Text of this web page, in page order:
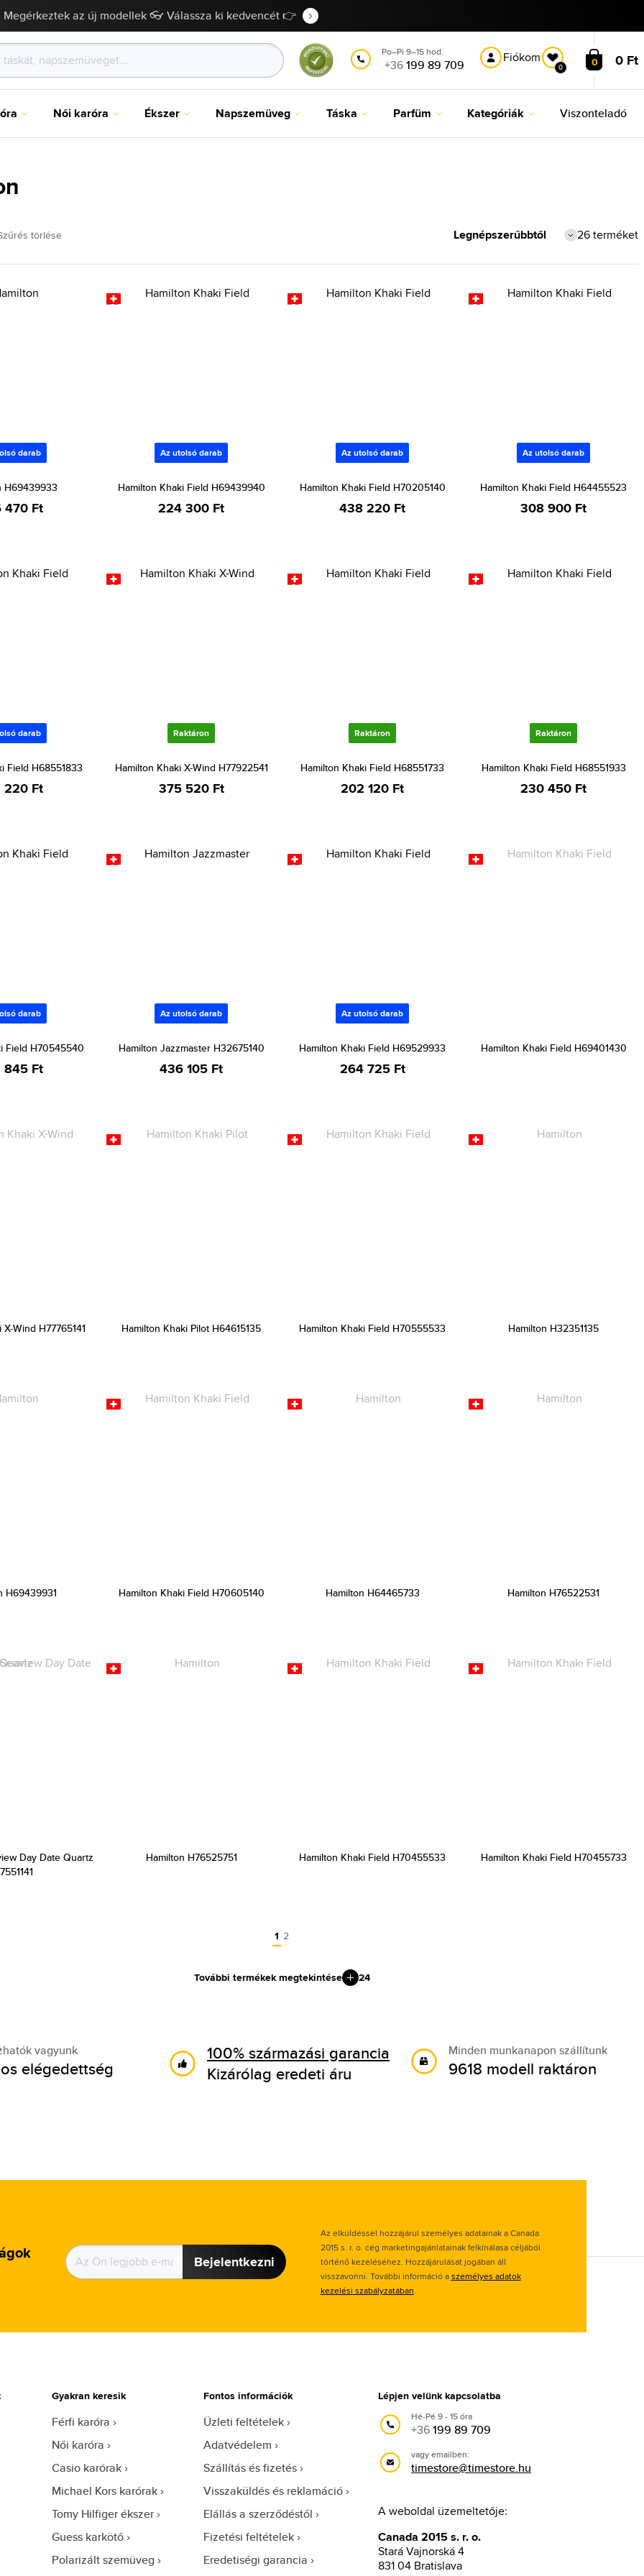
Megérkeztek az új modellek 👓 Válassza ki kedvencét 👉
Po–Pi 9–15 hod.
+36199 89 709 Fiókom
0 0 0 Ft
Női karóra Ékszer Napszemüveg Táska Parfüm Kategóriák Viszonteladó
törlése 26 terméket
darab
H69439933
470 Ft
Az utolsó darab
Hamilton Khaki Field H69439940
224 300 Ft
Az utolsó darab
Hamilton Khaki Field H70205140
438 220 Ft
Az utolsó darab
Hamilton Khaki Field H64455523
308 900 Ft
darab
Field H68551833
220 Ft
Raktáron
Hamilton Khaki X-Wind H77922541
375 520 Ft
Raktáron
Hamilton Khaki Field H68551733
202 120 Ft
Raktáron
Hamilton Khaki Field H68551933
230 450 Ft
darab
Field H70545540
845 Ft
Az utolsó darab
Hamilton Jazzmaster H32675140
436 105 Ft
Az utolsó darab
Hamilton Khaki Field H69529933
264 725 Ft
Hamilton Khaki Field H69401430
Wind H77765141 Hamilton Khaki Pilot H64615135 Hamilton Khaki Field H70555533 Hamilton H32351135
H69439931 Hamilton Khaki Field H70605140 Hamilton H64465733 Hamilton H76522531
Day Date Quartz
Hamilton H76525751 Hamilton Khaki Field H70455533 Hamilton Khaki Field H70455733
1 2
További termékek megtekintése 24
vagyunk
elégedettség
100% származási garancia
Kizárólag eredeti áru
Minden munkanapon szállítunk
9618 modell raktáron
Bejelentkezni
Az elküldéssel hozzájárul személyes adatainak a Canada
2015 s. r. o. cég marketingajánlatainak felkínálasa céljából
történő kezeléséhez. Hozzájárulását jogában áll
visszavonni. További információ aszemélyes adatok
kezelési szabályzatában.
Gyakran keresik
Férfi karóra
Női karóra
Casio karórak
Michael Kors karórak
Tomy Hilfiger ékszer
Guess karkötő
Polarizált szemüveg
Fontos információk
Üzleti feltételek
Adatvédelem
Szállítás és fizetés
Visszaküldés és reklamáció
Elállás a szerződéstől
Fizetési feltételek
Eredetiségi garancia
Lépjen velünk kapcsolatba
Hé-Pé 9 - 15 óra
+36199 89 709
vagy emailben:
timestore@timestore.hu
A weboldal üzemeltetője:
Canada 2015 s. r. o.
Stará Vajnorská 4
831 04 Bratislava